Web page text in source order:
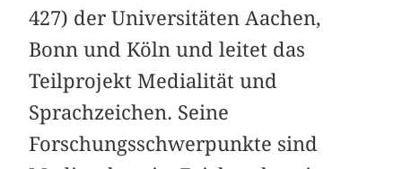
427) der Universitäten Aachen,
Bonn und Köln und leitet das
Teilprojekt Medialität und
Sprachzeichen. Seine
Forschungsschwerpunkte sind